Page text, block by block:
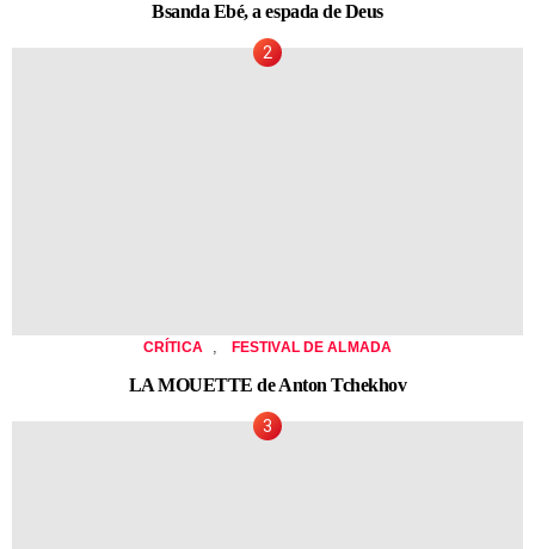
Bsanda Ebé, a espada de Deus
CRÍTICA FESTIVAL DE ALMADA
LA MOUETTE de Anton Tchekhov